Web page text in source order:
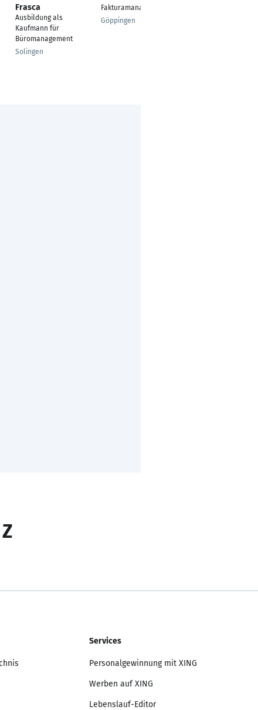
Frasca
Ausbildung als
Kaufmann für
Büromanagement
Solingen
Fakturamanager
Göppingen
Services
Personalgewinnung mit XING
Werben auf XING
Lebenslauf-Editor